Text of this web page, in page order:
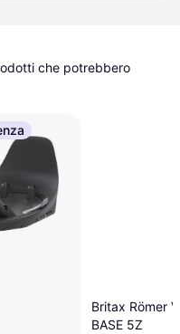
che potrebbero
Britax Römer
BASE 5Z